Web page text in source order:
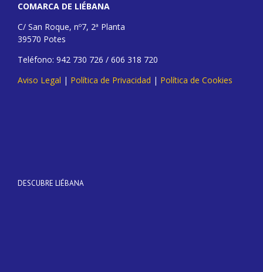
COMARCA DE LIÉBANA
C/ San Roque, nº7, 2ª Planta
39570 Potes
Teléfono: 942 730 726 / 606 318 720
Aviso Legal | Política de Privacidad | Política de Cookies
DESCUBRE LIÉBANA